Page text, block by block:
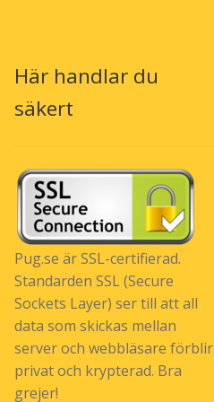
Här handlar du
säkert
Pug.se är SSL-certifierad.
Standarden SSL (Secure
Sockets Layer) ser till att all
data som skickas mellan
server och webbläsare förblir
privat och krypterad. Bra
grejer!